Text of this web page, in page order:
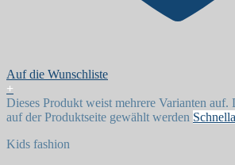
Auf die Wunschliste
+
Dieses Produkt weist mehrere Varianten
auf der Produktseite gewählt werden
Kids fashion